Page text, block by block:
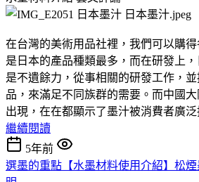
在台灣的美術用品社裡，我們可以購
是日本的產品種類最多，而在研發上
是不遺餘力，從事相關的研發工作，
品，來滿足不同族群的需要。而中國
出現，在在都顯示了墨汁被消費者廣泛
繼續閱讀
5年前
選墨的重點【水墨材料使用介紹】松